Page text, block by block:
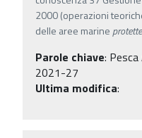
2000 (operazioni
delle aree marine protette
Parole chiave:
2021-27
Ultima modifica: